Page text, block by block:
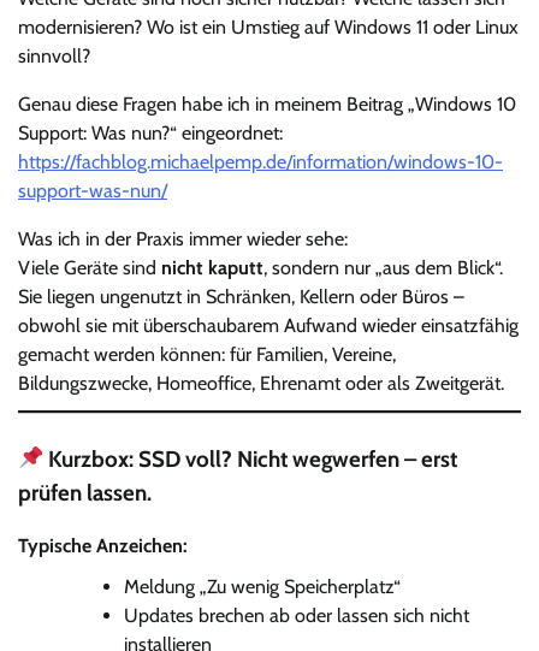
modernisieren? Wo ist ein Umstieg auf Windows 11 oder Linux
sinnvoll?
Genau diese Fragen habe ich in meinem Beitrag „Windows 10
Support: Was nun?“ eingeordnet:
https://fachblog.michaelpemp.de/information/windows-10-
support-was-nun/
Was ich in der Praxis immer wieder sehe:
Viele Geräte sind nicht kaputt, sondern nur „aus dem Blick“.
Sie liegen ungenutzt in Schränken, Kellern oder Büros –
obwohl sie mit überschaubarem Aufwand wieder einsatzfähig
gemacht werden können: für Familien, Vereine,
Bildungszwecke, Homeoffice, Ehrenamt oder als Zweitgerät.
Kurzbox: SSD voll? Nicht wegwerfen – erst
prüfen lassen.
Typische Anzeichen:
Meldung „Zu wenig Speicherplatz“
Updates brechen ab oder lassen sich nicht
installieren